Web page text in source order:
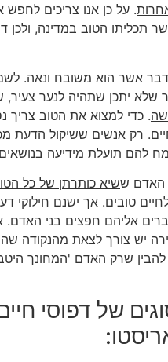
. על כן אנו צריכים
תכליתו הטוב במדינה, ולכן
אשר הוא משובח ונאה.
שלא יתכן שתהיה לנער צעיר,
. כדי למצוא את הטוב צריך
רק אנשים ששיקול הדעת
להם תועלת מידיעה
האדם ששיא כותרתן של כל
טובים. אך ישנם חילוקי
אליהם חפצים בני האדם.
יש צורך לצאת מהנקודה
שרק האדם 'המחונך
של דפוסי